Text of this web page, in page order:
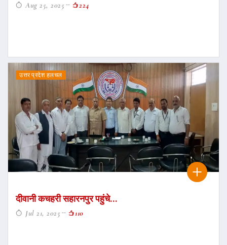
Aug 25, 2025 224
उत्तर प्रदेश हलचल
दीवानी कचहरी सहारनपुर पहुंचे...
Jul 21, 2025 110